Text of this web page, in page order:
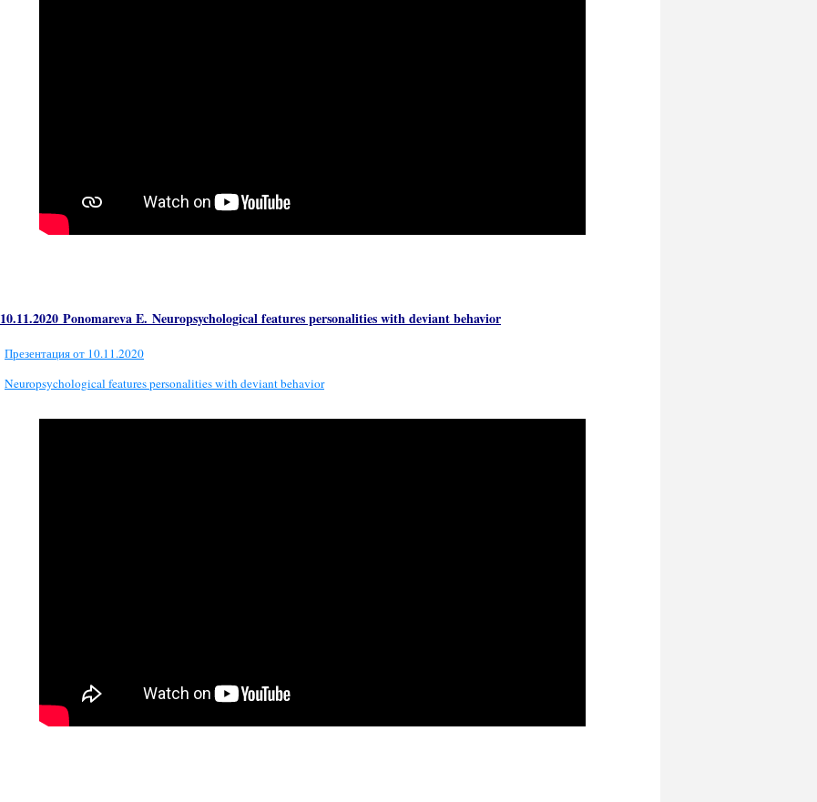
10.11.2020 Ponomareva E. Neuropsychological features personalities with deviant behavior
Презентация от 10.11.2020
Neuropsychological features personalities with deviant behavior